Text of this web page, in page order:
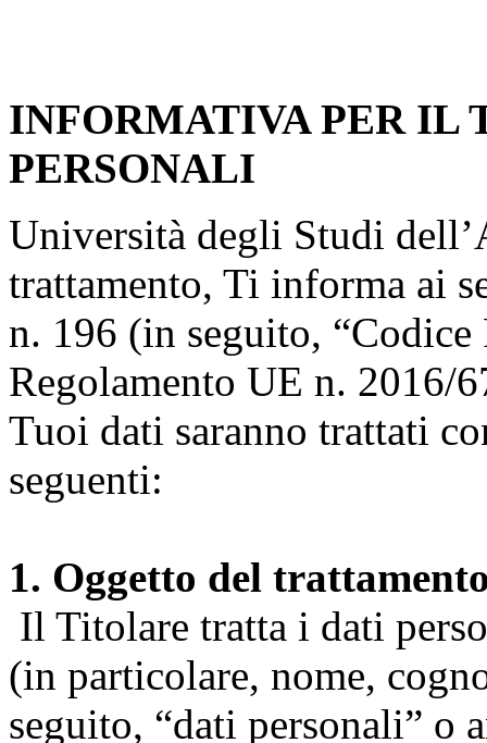
INFORMATIVA PER IL
PERSONALI
Università degli Studi
trattamento, Ti informa ai
n. 196 (in seguito, “Codice
Regolamento UE n. 2016/
Tuoi dati saranno trattati
seguenti:
1. Oggetto del
Il Titolare tratta i dati
(in particolare, nome,
seguito, “dati personali” o